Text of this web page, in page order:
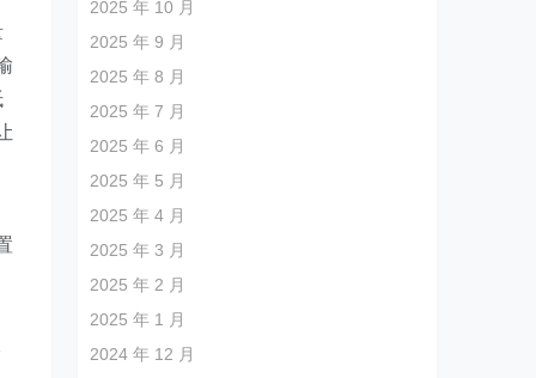
2025 年 10 月
2025 年 9 月
2025 年 8 月
2025 年 7 月
2025 年 6 月
2025 年 5 月
2025 年 4 月
2025 年 3 月
2025 年 2 月
2025 年 1 月
2024 年 12 月